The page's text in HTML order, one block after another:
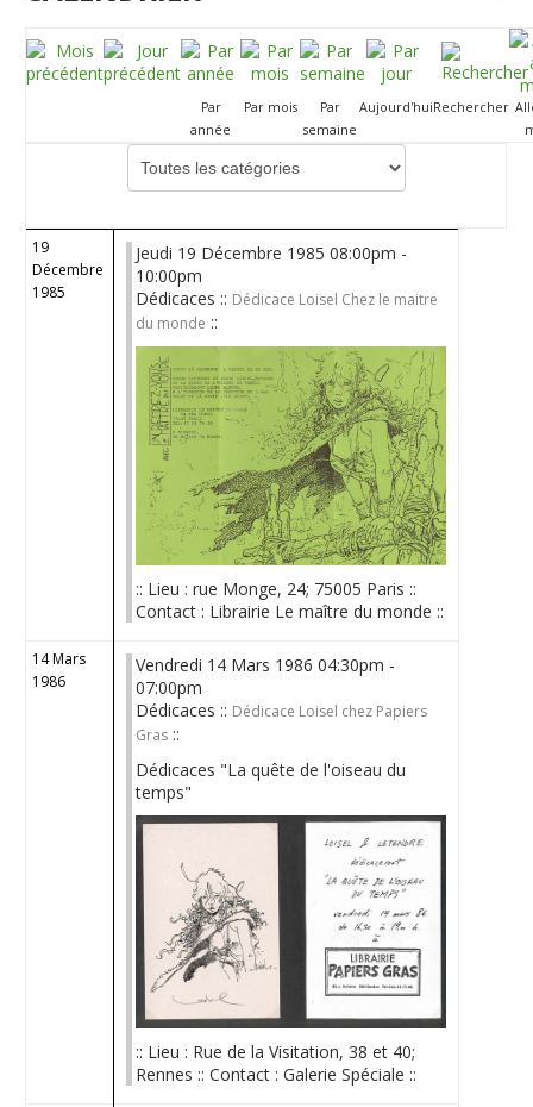
Par
année
Par mois
Par
semaine
Aujourd'huiRechercher
Choisissez une catégorie pour filtrer la liste
19
Décembre
1985
Jeudi 19 Décembre 1985 08:00pm -
10:00pm
Dédicaces :: Dédicace Loisel Chez le maitre
du monde ::
:: Lieu : rue Monge, 24; 75005 Paris ::
Contact : Librairie Le maître du monde ::
14 Mars
1986
Vendredi 14 Mars 1986 04:30pm -
07:00pm
Dédicaces :: Dédicace Loisel chez Papiers
Gras ::
Dédicaces "La quête de l'oiseau du
temps"
:: Lieu : Rue de la Visitation, 38 et 40;
Rennes :: Contact : Galerie Spéciale ::